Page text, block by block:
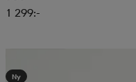
1 299:-
Ny